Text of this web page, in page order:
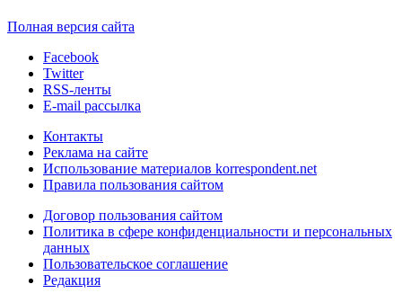
Полная версия сайта
Facebook
Twitter
RSS-ленты
E-mail рассылка
Контакты
Реклама на сайте
Использование материалов korrespondent.net
Правила пользования сайтом
Договор пользования сайтом
Политика в сфере конфиденциальности и персональных
данных
Пользовательское соглашение
Редакция